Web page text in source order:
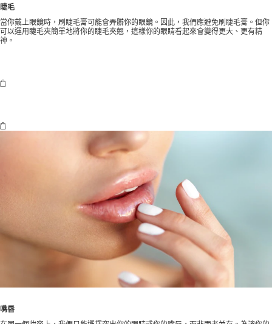
睫毛
當你戴上眼鏡時，刷睫毛膏可能會弄髒你的眼鏡。因此，我們應避免刷睫毛膏。但你
可以運用睫毛夾簡單地將你的睫毛夾翹，這樣你的眼睛看起來會變得更大、更有精
神。
嘴唇